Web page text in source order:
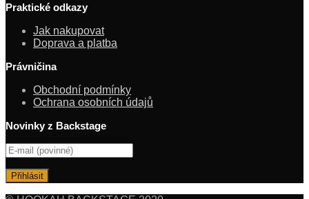
Praktické odkazy
Jak nakupovat
Doprava a platba
Právničina
Obchodní podmínky
Ochrana osobních údajů
Novinky z Backstage